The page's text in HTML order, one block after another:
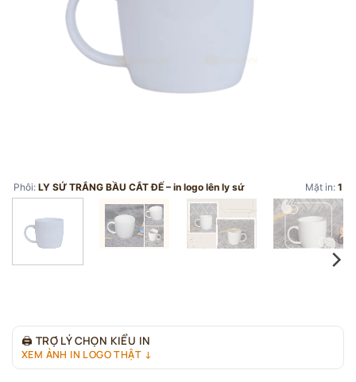
Phôi: LY SỨ TRẮNG BẦU CẮT ĐẾ – in logo lên ly sứ Mặt in: 1
🖨 TRỢ LÝ CHỌN KIỂU IN
XEM ẢNH IN LOGO THẬT ↓